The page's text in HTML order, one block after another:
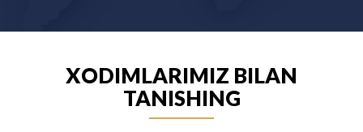
XODIMLARIMIZ BILAN
TANISHING